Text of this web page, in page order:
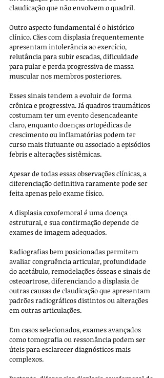
claudicação que não envolvem o quadril.
Outro aspecto fundamental é o histórico
clínico. Cães com displasia frequentemente
apresentam intolerância ao exercício,
relutância para subir escadas, dificuldade
para pular e perda progressiva de massa
muscular nos membros posteriores.
Esses sinais tendem a evoluir de forma
crônica e progressiva. Já quadros traumáticos
costumam ter um evento desencadeante
claro, enquanto doenças ortopédicas de
crescimento ou inflamatórias podem ter
curso mais flutuante ou associado a episódios
febris e alterações sistêmicas.
Apesar de todas essas observações clínicas, a
diferenciação definitiva raramente pode ser
feita apenas pelo exame físico.
A displasia coxofemoral é uma doença
estrutural, e sua confirmação depende de
exames de imagem adequados.
Radiografias bem posicionadas permitem
avaliar congruência articular, profundidade
do acetábulo, remodelações ósseas e sinais de
osteoartrose, diferenciando a displasia de
outras causas de claudicação que apresentam
padrões radiográficos distintos ou alterações
em outras articulações.
Em casos selecionados, exames avançados
como tomografia ou ressonância podem ser
úteis para esclarecer diagnósticos mais
complexos.